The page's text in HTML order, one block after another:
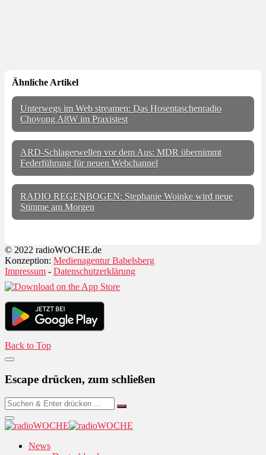
Ähnliche Artikel
Unterwegs im Web streamen: Das Hosentaschenradio
Choyong A8W im Praxistest
ARD-Schlagerwellen vor dem Aus: MDR übernimmt
Federführung für neuen Webchannel
RADIO REGENBOGEN: Stephanie Woinke wird neue
Stimme am Morgen
© 2022 radioWOCHE.de
Konzeption: Medienagentur Babelsberg
Impressum - Datenschutzerklärung
Back to Top
Escape drücken, zum schließen
News